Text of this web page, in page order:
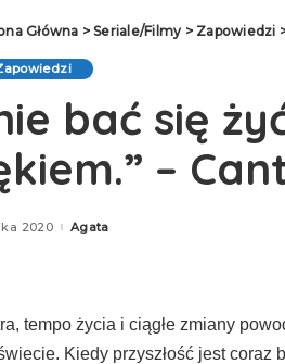
Główna >Seriale/Filmy> Zapowiedzi
bać się
–
2020Posted
Agata
tempo życia i ciągłe zmiany
Kiedy przyszłość jest